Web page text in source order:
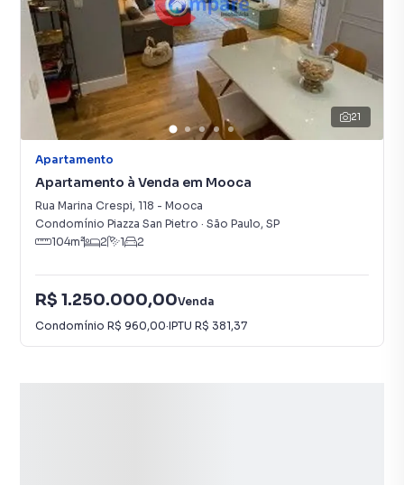
21
Apartamento
Apartamento à Venda em Mooca
Rua Marina Crespi, 118 - Mooca
Condomínio Piazza San Pietro · São Paulo, SP
104m² 2 1 2
R$ 1.250.000,00Venda
Condomínio R$ 960,00·IPTU R$ 381,37